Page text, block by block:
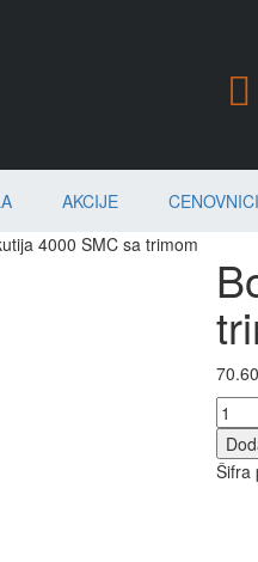
AKCIJE CENOVNICI
4000 SMC sa trimom
Šifra